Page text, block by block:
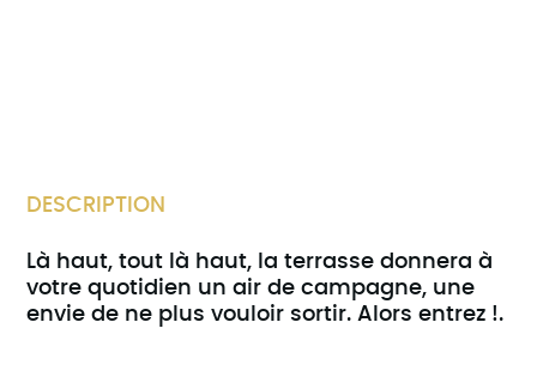
DESCRIPTION
Là haut, tout là haut, la terrasse donnera à
votre quotidien un air de campagne, une
envie de ne plus vouloir sortir. Alors entrez !.